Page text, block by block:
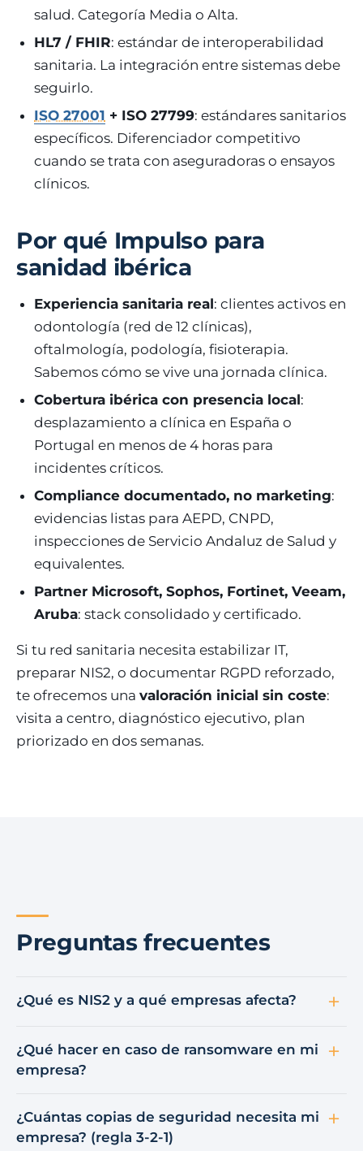
salud. Categoría Media o Alta.
HL7 / FHIR: estándar de interoperabilidad
sanitaria. La integración entre sistemas debe
seguirlo.
ISO 27001 + ISO 27799: estándares sanitarios
específicos. Diferenciador competitivo
cuando se trata con aseguradoras o ensayos
clínicos.
Por qué Impulso para
sanidad ibérica
Experiencia sanitaria real: clientes activos en
odontología (red de 12 clínicas),
oftalmología, podología, fisioterapia.
Sabemos cómo se vive una jornada clínica.
Cobertura ibérica con presencia local:
desplazamiento a clínica en España o
Portugal en menos de 4 horas para
incidentes críticos.
Compliance documentado, no marketing:
evidencias listas para AEPD, CNPD,
inspecciones de Servicio Andaluz de Salud y
equivalentes.
Partner Microsoft, Sophos, Fortinet, Veeam,
Aruba: stack consolidado y certificado.
Si tu red sanitaria necesita estabilizar IT,
preparar NIS2, o documentar RGPD reforzado,
te ofrecemos una valoración inicial sin coste:
visita a centro, diagnóstico ejecutivo, plan
priorizado en dos semanas.
Preguntas frecuentes
¿Qué es NIS2 y a qué empresas afecta?
¿Qué hacer en caso de ransomware en mi
empresa?
¿Cuántas copias de seguridad necesita mi
empresa? (regla 3-2-1)